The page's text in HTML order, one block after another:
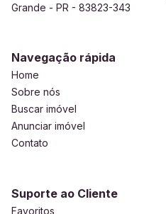
Grande - PR - 83823-343
Navegação rápida
Home
Sobre nós
Buscar imóvel
Anunciar imóvel
Contato
Suporte ao Cliente
Favoritos